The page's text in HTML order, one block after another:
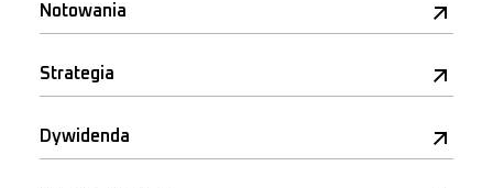
Notowania
Strategia
Dywidenda